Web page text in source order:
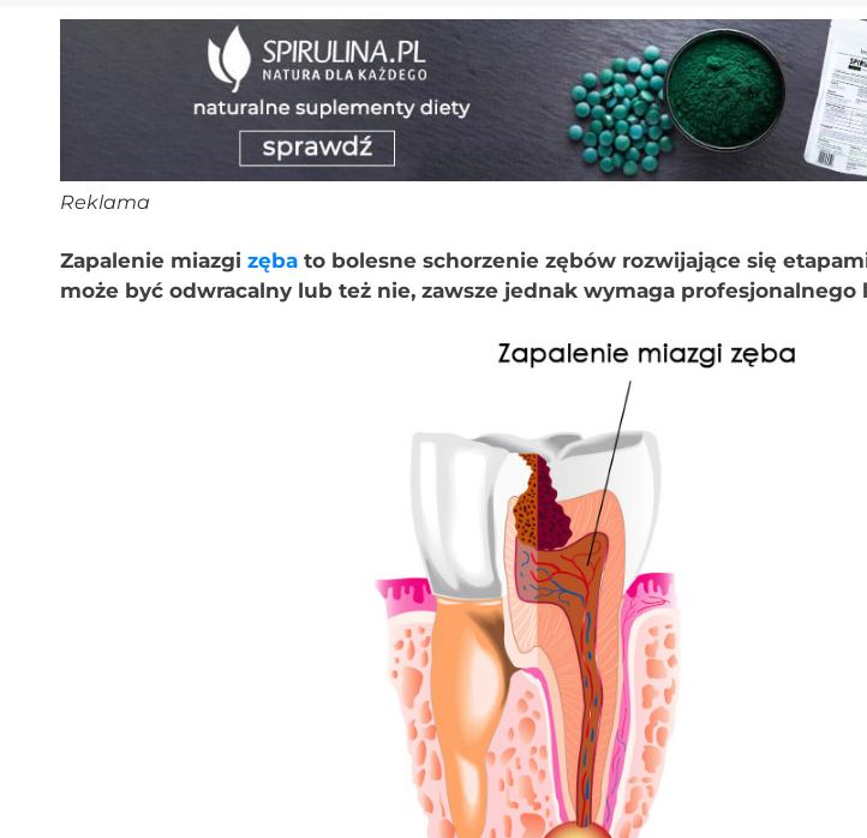
Reklama
Zapalenie miazgizęba to bolesne schorzenie zębów rozwijające się
może być odwracalny lub też nie, zawsze jednak wymaga profesjonalnego